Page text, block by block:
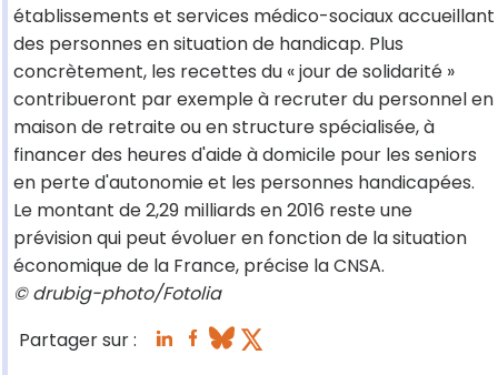
établissements et services médico-sociaux accueillant
des personnes en situation de handicap. Plus
concrètement, les recettes du « jour de solidarité »
contribueront par exemple à recruter du personnel en
maison de retraite ou en structure spécialisée, à
financer des heures d'aide à domicile pour les seniors
en perte d'autonomie et les personnes handicapées.
Le montant de 2,29 milliards en 2016 reste une
prévision qui peut évoluer en fonction de la situation
économique de la France, précise la CNSA.
© drubig-photo/Fotolia
Partager sur :